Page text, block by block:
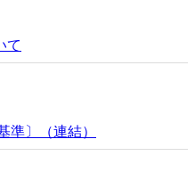
て
準〕（連結）